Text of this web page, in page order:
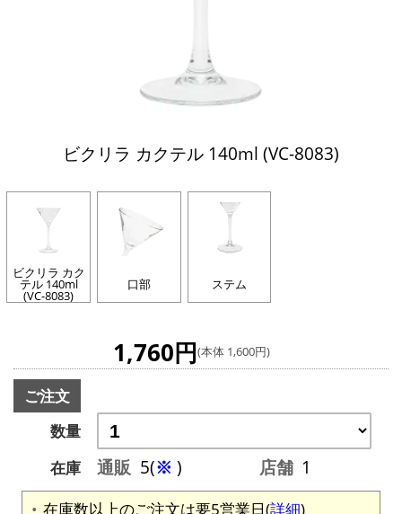
ビクリラ カクテル 140ml (VC-8083)
ビクリラ カク
テル 140ml
(VC-8083)
口部 ステム
1,760円(本体 1,600円)
ご注文
数量
在庫
通販 5(※ ) 店舗 1
在庫数以上のご注文は要5営業日(詳細)